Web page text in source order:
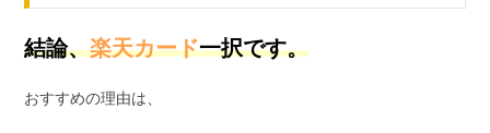
結論、楽天カード一択です。
おすすめの理由は、